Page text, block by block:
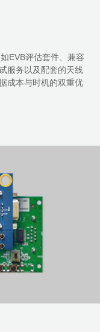
评估套件、兼容
试服务以及配套的天线
成本与时机的双重优